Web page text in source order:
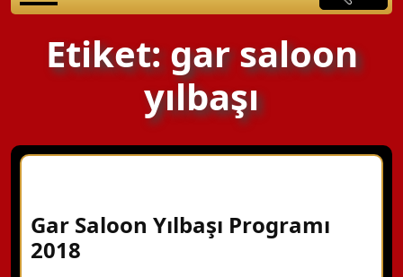
Etiket: gar saloon
yılbaşı
Gar Saloon Yılbaşı Programı
2018